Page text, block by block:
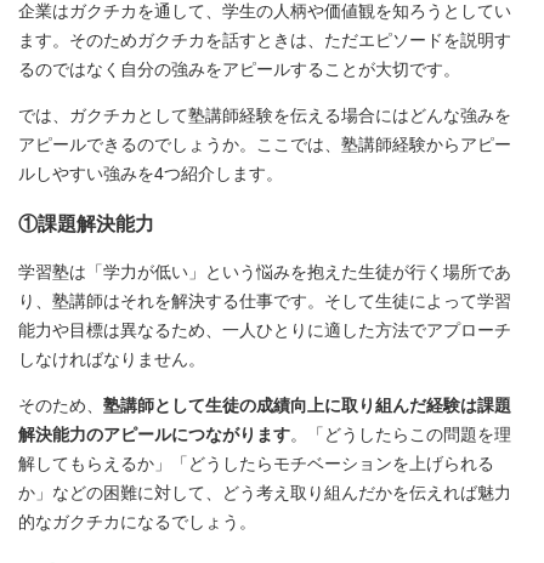
企業はガクチカを通して、学生の人柄や価値観を知ろうとしてい
ます。そのためガクチカを話すときは、ただエピソードを説明す
るのではなく自分の強みをアピールすることが大切です。
では、ガクチカとして塾講師経験を伝える場合にはどんな強みを
アピールできるのでしょうか。ここでは、塾講師経験からアピー
ルしやすい強みを4つ紹介します。
①課題解決能力
学習塾は「学力が低い」という悩みを抱えた生徒が行く場所であ
り、塾講師はそれを解決する仕事です。そして生徒によって学習
能力や目標は異なるため、一人ひとりに適した方法でアプローチ
しなければなりません。
そのため、 塾講師として生徒の成績向上に取り組んだ経験は課題
解決能力のアピールにつながります。「どうしたらこの問題を理
解してもらえるか」「どうしたらモチベーションを上げられる
か」などの困難に対して、どう考え取り組んだかを伝えれば魅力
的なガクチカになるでしょう。